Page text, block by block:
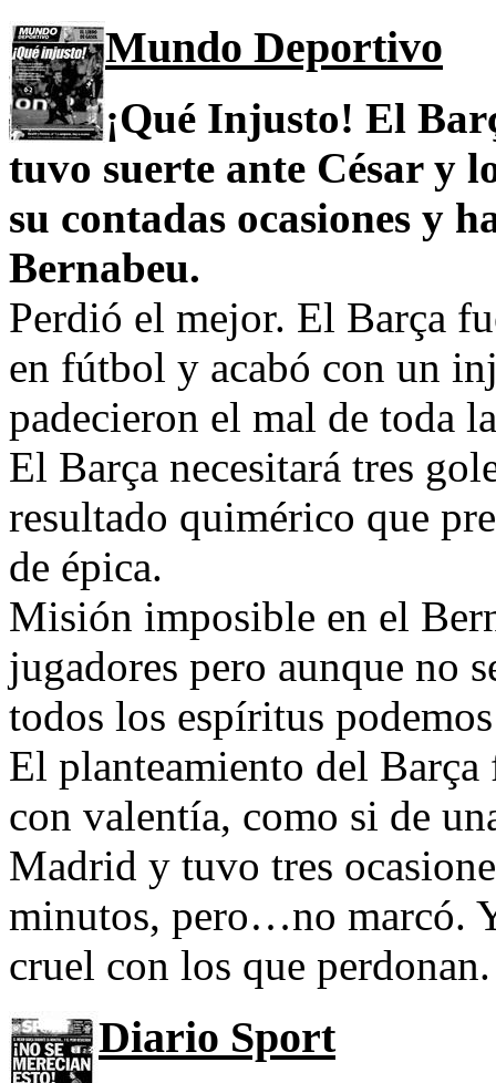
Mundo Deportivo
¡Qué Injusto! El
tuvo suerte ante César y
su contadas ocasiones y
Bernabeu.
Perdió el mejor. El Barça
en fútbol y acabó con un
padecieron el mal de toda
El Barça necesitará tres
resultado quimérico que
de épica.
Misión imposible en el
jugadores pero aunque no
todos los espíritus
El planteamiento del
con valentía, como si de
Madrid y tuvo tres
minutos, pero…no marcó.
cruel con los que perdonan.
Diario Sport